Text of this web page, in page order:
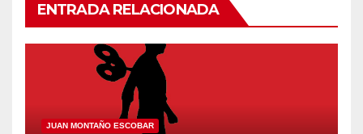
ENTRADA RELACIONADA
JUAN MONTAÑO ESCOBAR